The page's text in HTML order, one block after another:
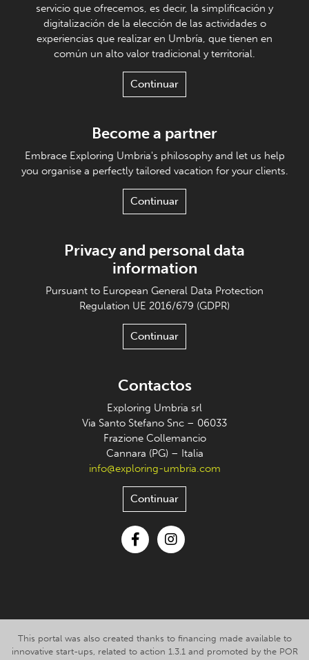
servicio que ofrecemos, es decir, la simplificación y
digitalización de la elección de las actividades o
experiencias que realizar en Umbría, que tienen en
común un alto valor tradicional y territorial.
Continuar
Become a partner
Embrace Exploring Umbria's philosophy and let us help
you organise a perfectly tailored vacation for your clients.
Continuar
Privacy and personal data
information
Pursuant to European General Data Protection
Regulation UE 2016/679 (GDPR)
Continuar
Contactos
Exploring Umbria srl
Via Santo Stefano Snc – 06033
Frazione Collemancio
Cannara (PG) – Italia
info@exploring-umbria.com
Continuar
This portal was also created thanks to financing made available to
innovative start-ups, related to action 1.3.1 and promoted by the POR